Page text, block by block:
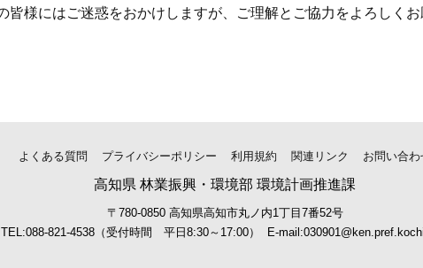
皆様にはご迷惑をおかけしますが、ご理解とご協力をよろしく
よくある質問 プライバシーポリシー 利用規約 関連リンク お問い合わ
高知県 林業振興・環境部 環境計画推進課
〒780-0850 高知県高知市丸ノ内1丁目7番52号
TEL:088-821-4538（受付時間 平日8:30～17:00）
E-